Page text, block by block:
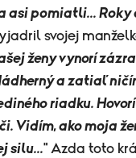
asi pomiatli...
svojej
ženy vynorí
a zatiaľ
riadku.
Vidím, ako moja
silu..." Azda toto